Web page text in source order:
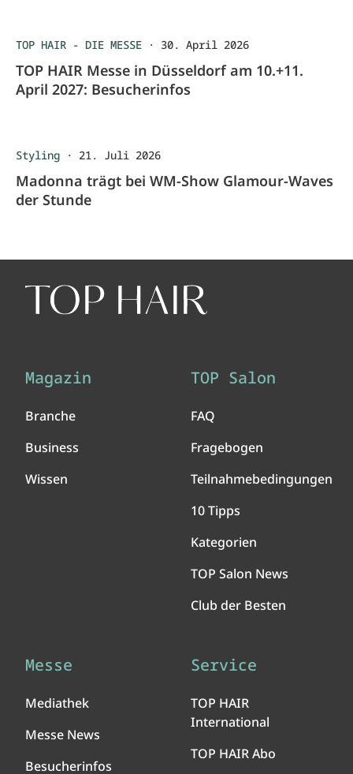
TOP HAIR - DIE MESSE · 30. April 2026
TOP HAIR Messe in Düsseldorf am 10.+11.
April 2027: Besucherinfos
Styling · 21. Juli 2026
Madonna trägt bei WM-Show Glamour-Waves
der Stunde
Magazin
Branche
Business
Wissen
TOP Salon
FAQ
Fragebogen
Teilnahmebedingungen
10 Tipps
Kategorien
TOP Salon News
Club der Besten
Messe
Mediathek
Messe News
Besucherinfos
Service
TOP HAIR
International
TOP HAIR Abo